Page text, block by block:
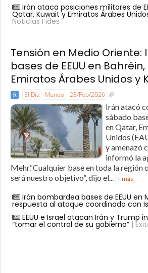
Irán ataca posiciones militares de
Qatar, Kuwait y Emiratos Árabes
Noticias Fides
Tensión en Medio
bases de EEUU en
Emiratos Árabes Unidos y
El Día Mundo 28/Feb/2026
Irán atacó
sábado
en Qatar,
Unidos
y amenazó
informó la
Mehr.“Cualquier base en toda la región
será nuestro objetivo”, dijo el... + más
Irán bombardea bases de EEUU en
respuesta al ataque coordinado con
EEUU e Israel atacan Irán y Trump
“tomar el control de su gobierno”|